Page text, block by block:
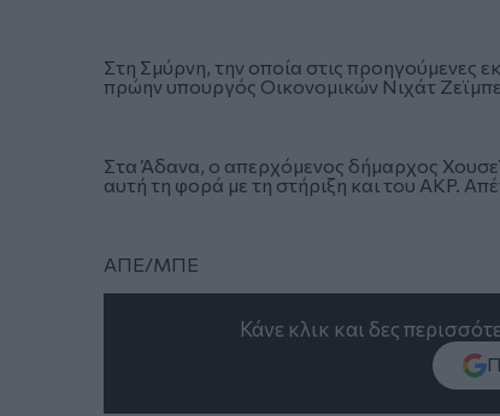
Στη Σμύρνη, την οποία στις προηγούμενες
πρώην υπουργός Οικονομικών Νιχάτ
Στα Άδανα, ο απερχόμενος δήμαρχος
αυτή τη φορά με τη στήριξη και του AKP.
ΑΠΕ/ΜΠΕ
Κάνε κλικ και δες